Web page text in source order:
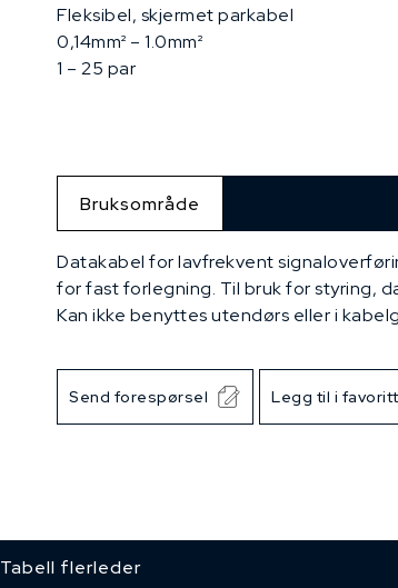
Fleksibel, skjermet parkabel
0,14mm² – 1.0mm²
1 – 25 par
Bruksområde
Datakabel for lavfrekvent
for fast forlegning. Til bruk for styring,
Kan ikke benyttes utendørs eller i
Send forespørsel Legg til i
Tabell flerleder